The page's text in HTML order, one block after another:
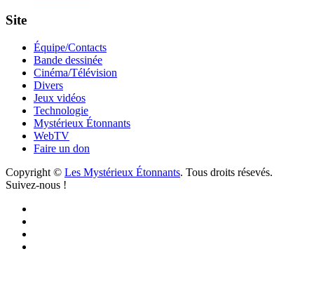
Site
Équipe/Contacts
Bande dessinée
Cinéma/Télévision
Divers
Jeux vidéos
Technologie
Mystérieux Étonnants
WebTV
Faire un don
Copyright © Les Mystérieux Étonnants. Tous droits résevés.
Suivez-nous !